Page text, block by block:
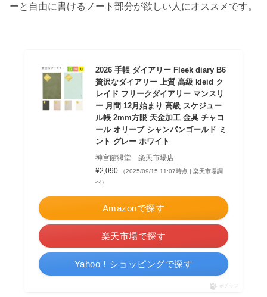
ーと自由に書けるノート部分が欲しい人にオススメです。
2026 手帳 ダイアリー Fleek diary B6
贅沢なダイアリー 上質 高級 kleid ク
レイド フリークダイアリー マンスリ
ー 月間 12月始まり 高級 スケジュー
ル帳 2mm方眼 天金加工 金具 チャコ
ール オリーブ シャンパンゴールド ミ
ント グレー ホワイト
神宮館縁堂 楽天市場店
¥2,090
（2025/09/15 11:07時点 | 楽天市場調
べ）
Amazonで探す
楽天市場で探す
Yahoo！ショッピングで探す
ポチップ